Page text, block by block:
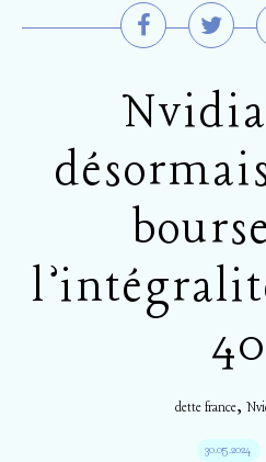
Nvidia
dette france,
30.05.2024